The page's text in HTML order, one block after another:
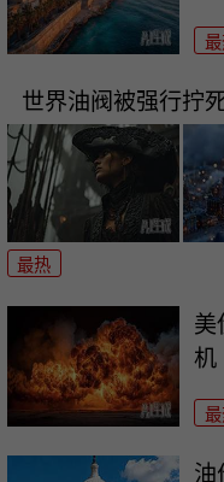
世界油阀被强行拧
最热
美
机
油